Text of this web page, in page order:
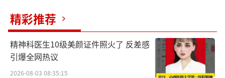
精彩推荐
精神科医生10级美颜证件照火了 反差感
引爆全网热议
2026-08-03 08:35:15